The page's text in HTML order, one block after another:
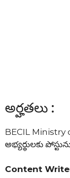
అర్హతలు :
BECIL
అభ్యర్థులకు
Content